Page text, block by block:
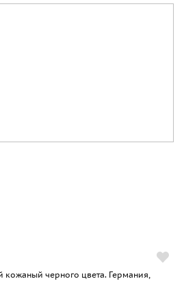
кожаный черного цвета. Германия,